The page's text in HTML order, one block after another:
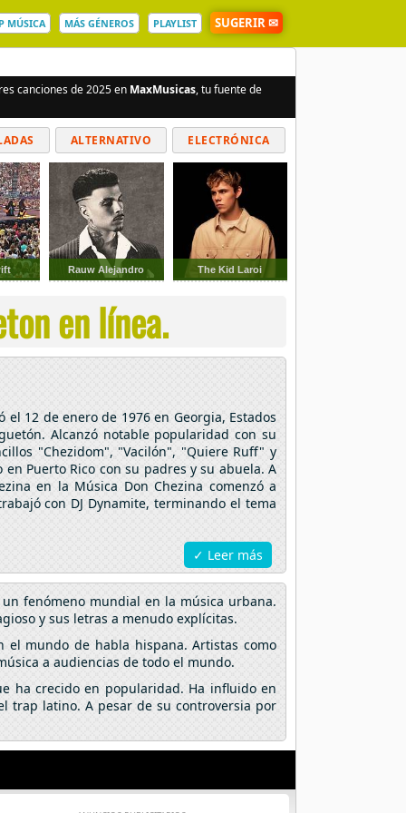
MÚSICA MÁS GÉNEROS PLAYLIST SUGERIR ✉
canciones de 2025 en MaxMusicas, tu fuente de
ALTERNATIVO ELECTRÓNICA
Rauw Alejandro The Kid Laroi
en línea.
12 de enero de 1976 en Georgia, Estados
Alcanzó notable popularidad con su
"Chezidom", "Vacilón", "Quiere Ruff" y
Puerto Rico con su padres y su abuela. A
en la Música Don Chezina comenzó a
con DJ Dynamite, terminando el tema
✓ Leer más
fenómeno mundial en la música urbana.
y sus letras a menudo explícitas.
el mundo de habla hispana. Artistas como
a audiencias de todo el mundo.
ha crecido en popularidad. Ha influido en
trap latino. A pesar de su controversia por